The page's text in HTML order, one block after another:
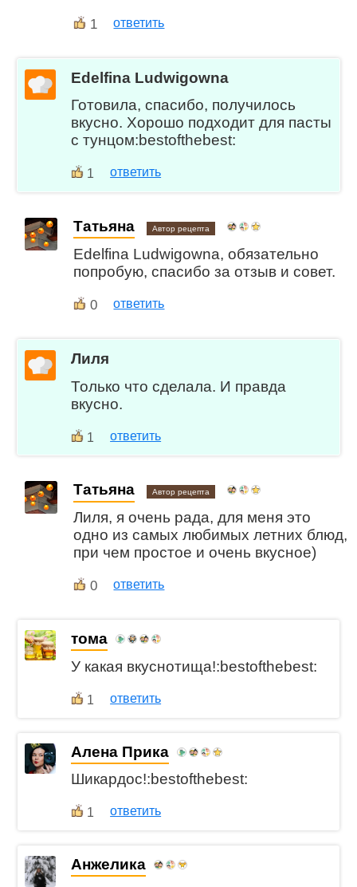
1 ответить
Edelfina Ludwigowna
Готовила, спасибо, получилось
вкусно. Хорошо подходит для пасты
с тунцом:bestofthebest:
1 ответить
Татьяна Автор рецепта
Edelfina Ludwigowna, обязательно
попробую, спасибо за отзыв и совет.
0 ответить
Лиля
Только что сделала. И правда
вкусно.
1 ответить
Татьяна Автор рецепта
Лиля, я очень рада, для меня это
одно из самых любимых летних блюд,
при чем простое и очень вкусное)
0 ответить
тома
У какая вкуснотища!:bestofthebest:
1 ответить
Алена Прика
Шикардос!:bestofthebest:
1 ответить
Анжелика